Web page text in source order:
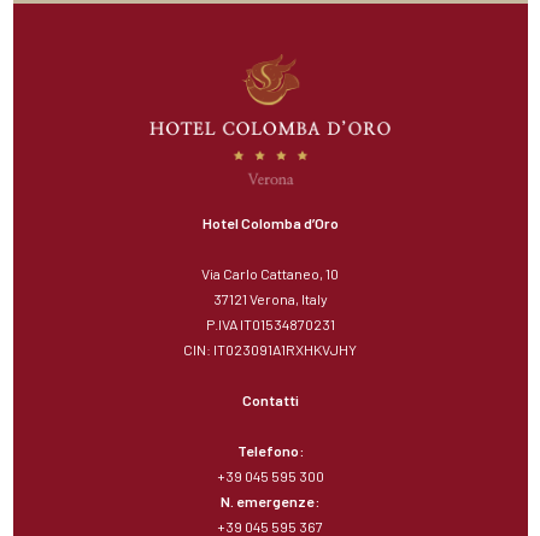
Hotel Colomba d’Oro
Via Carlo Cattaneo, 10
37121 Verona, Italy
P.IVA IT01534870231
CIN: IT023091A1RXHKVJHY
Contatti
Telefono:
+39 045 595 300
N. emergenze:
+39 045 595 367